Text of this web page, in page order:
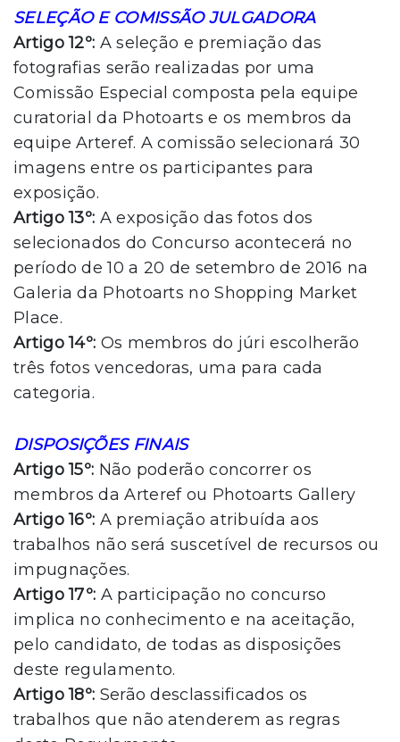
SELEÇÃO E COMISSÃO JULGADORA
Artigo 12º: A seleção e premiação das
fotografias serão realizadas por uma
Comissão Especial composta pela equipe
curatorial da Photoarts e os membros da
equipe Arteref. A comissão selecionará 30
imagens entre os participantes para
exposição.
Artigo 13º: A exposição das fotos dos
selecionados do Concurso acontecerá no
período de 10 a 20 de setembro de 2016 na
Galeria da Photoarts no Shopping Market
Place.
Artigo 14º: Os membros do júri escolherão
três fotos vencedoras, uma para cada
categoria.
DISPOSIÇÕES FINAIS
Artigo 15º: Não poderão concorrer os
membros da Arteref ou Photoarts Gallery
Artigo 16º: A premiação atribuída aos
trabalhos não será suscetível de recursos ou
impugnações.
Artigo 17º: A participação no concurso
implica no conhecimento e na aceitação,
pelo candidato, de todas as disposições
deste regulamento.
Artigo 18º: Serão desclassificados os
trabalhos que não atenderem as regras